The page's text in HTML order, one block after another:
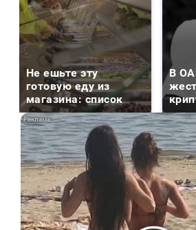
Не ешьте эту
готовую еду из
магазина: список
В